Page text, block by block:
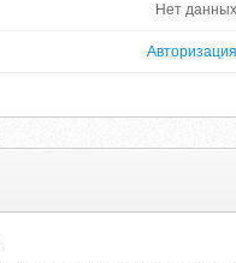
Нет данных
Авторизация